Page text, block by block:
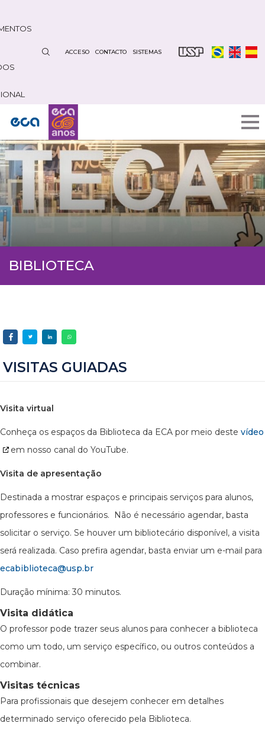
contenido
ACCESO CONTACTO SISTEMAS
BIBLIOTECA
VISITAS GUIADAS
Visita virtual
Conheça os espaços da Biblioteca da ECA por meio deste vídeo
em nosso canal do YouTube.
Visita de apresentação
Destinada a mostrar espaços e principais serviços para alunos,
professores e funcionários. Não é necessário agendar, basta
solicitar o serviço. Se houver um bibliotecário disponível, a visita
será realizada. Caso prefira agendar, basta enviar um e-mail para
ecabiblioteca@usp.br
Duração mínima: 30 minutos.
Visita didática
O professor pode trazer seus alunos para conhecer a biblioteca
como um todo, um serviço específico, ou outros conteúdos a
combinar.
Visitas técnicas
Para profissionais que desejem conhecer em detalhes
determinado serviço oferecido pela Biblioteca.